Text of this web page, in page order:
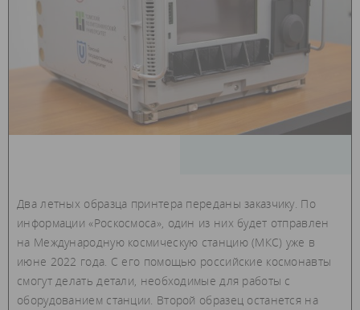
Два летных образца принтера переданы заказчику. По
информации «Роскосмоса», один из них будет отправлен
на Международную космическую станцию (МКС) уже в
июне 2022 года. С его помощью российские космонавты
смогут делать детали, необходимые для работы с
оборудованием станции. Второй образец останется на